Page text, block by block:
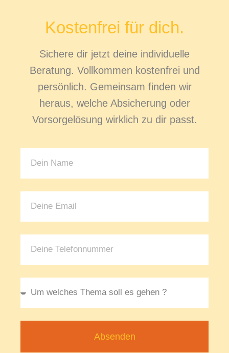
Kostenfrei für dich.
Sichere dir jetzt deine individuelle
Beratung. Vollkommen kostenfrei und
persönlich. Gemeinsam finden wir
heraus, welche Absicherung oder
Vorsorgelösung wirklich zu dir passt.
Absenden